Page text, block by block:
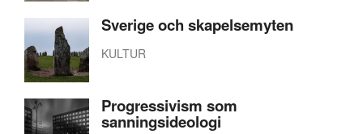
Sverige och skapelsemyten
KULTUR
Progressivism som
sanningsideologi